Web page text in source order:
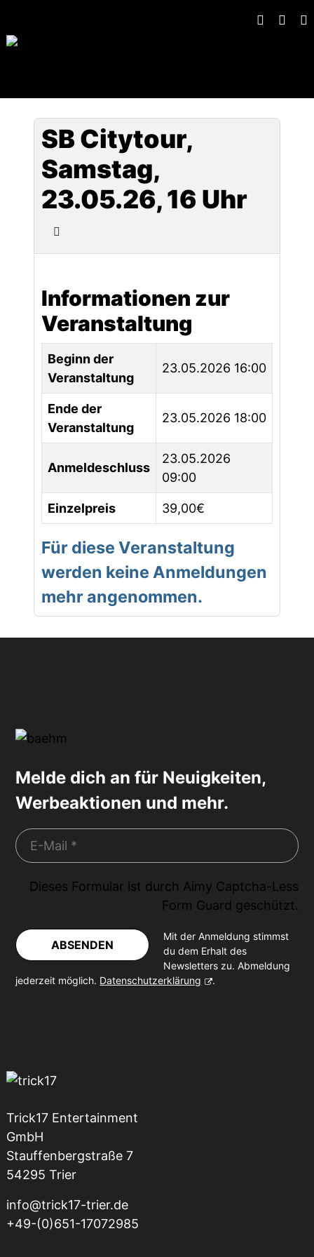
SB Citytour,
Samstag,
23.05.26, 16 Uhr
Informationen zur
Veranstaltung
Beginn der
Veranstaltung
23.05.2026 16:00
Ende der
Veranstaltung
23.05.2026 18:00
Anmeldeschluss
23.05.2026
09:00
Einzelpreis 39,00€
Für diese Veranstaltung
werden keine Anmeldungen
mehr angenommen.
Melde dich an für Neuigkeiten,
Werbeaktionen und mehr.
Dieses Formular ist durch Aimy Captcha-Less
Form Guard geschützt.
ABSENDEN
Mit der Anmeldung stimmst
du dem Erhalt des
Newsletters zu. Abmeldung
jederzeit möglich. Datenschutzerklärung .
Trick17 Entertainment
GmbH
Stauffenbergstraße 7
54295 Trier
info@trick17-trier.de
+49-(0)651-17072985